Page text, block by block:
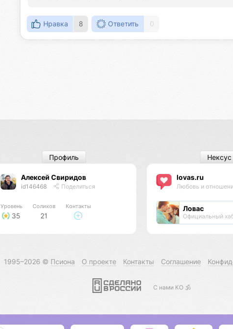
Нравка 8 Ответить 0
Алексей Свиридов
id146468 Поделиться
Уровень
35
Соликов
21
Контакты
Профиль
lovas.ru
Любовь и
Ловас
Официальный
Нексус
1995–2026 © Псиона О проекте Контакты Соглашение
С нами КО 🕉️